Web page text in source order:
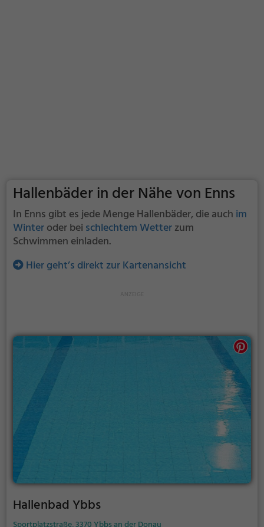
Hallenbäder in der Nähe von Enns
In Enns gibt es jede Menge Hallenbäder, die auch im
Winteroder bei schlechtem Wetterzum
Schwimmen einladen.
Hier geht’s direkt zur Kartenansicht
Hallenbad Ybbs